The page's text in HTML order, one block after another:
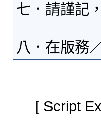
七．請謹記
八．在版務
[ Script